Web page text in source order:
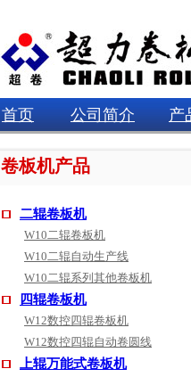
首页 公司简介 产
卷板机产品
二辊卷板机
W10二辊卷板机
W10二辊自动生产线
W10二辊系列其他卷板机
四辊卷板机
W12数控四辊卷板机
W12数控四辊自动卷圆线
上辊万能式卷板机